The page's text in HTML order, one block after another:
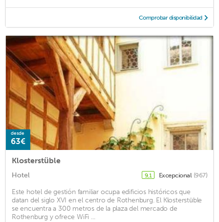
Comprobar disponibilidad
desde
63€
Klosterstüble
Hotel 9,1 Excepcional (967)
Este hotel de gestión familiar ocupa edificios históricos que
datan del siglo XVI en el centro de Rothenburg. El Klosterstüble
se encuentra a 300 metros de la plaza del mercado de
Rothenburg y ofrece WiFi ...